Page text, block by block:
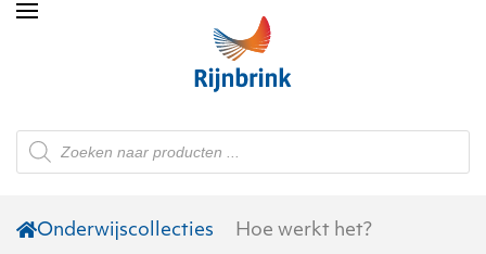
Skip to main content
Producten
zoeken
Onderwijscollecties Hoe werkt het?